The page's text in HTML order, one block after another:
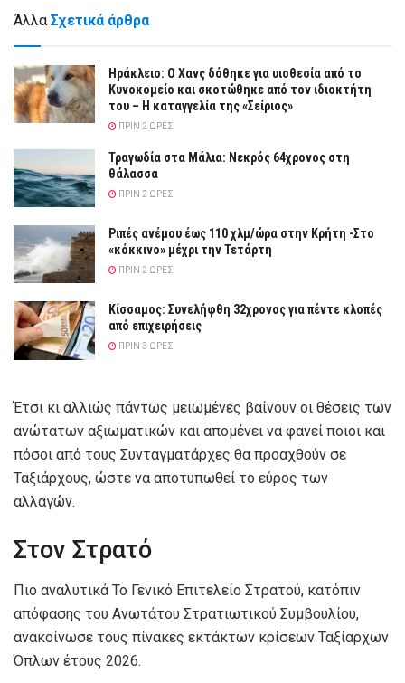
Άλλα Σχετικά άρθρα
Ηράκλειο: Ο Χανς δόθηκε για υιοθεσία από το
Κυνοκομείο και σκοτώθηκε από τον ιδιοκτήτη
του – Η καταγγελία της «Σείριος»
ΠΡΙΝ 2 ΏΡΕΣ
Τραγωδία στα Μάλια: Νεκρός 64χρονος στη
θάλασσα
ΠΡΙΝ 2 ΏΡΕΣ
Ριπές ανέμου έως 110 χλμ/ώρα στην Κρήτη -Στο
«κόκκινο» μέχρι την Τετάρτη
ΠΡΙΝ 2 ΏΡΕΣ
Κίσσαμος: Συνελήφθη 32χρονος για πέντε κλοπές
από επιχειρήσεις
ΠΡΙΝ 3 ΏΡΕΣ
Έτσι κι αλλιώς πάντως μειωμένες βαίνουν οι θέσεις των
ανώτατων αξιωματικών και απομένει να φανεί ποιοι και
πόσοι από τους Συνταγματάρχες θα προαχθούν σε
Ταξιάρχους, ώστε να αποτυπωθεί το εύρος των
αλλαγών.
Στον Στρατό
Πιο αναλυτικά Το Γενικό Επιτελείο Στρατού, κατόπιν
απόφασης του Ανωτάτου Στρατιωτικού Συμβουλίου,
ανακοίνωσε τους πίνακες εκτάκτων κρίσεων Ταξίαρχων
Όπλων έτους 2026.